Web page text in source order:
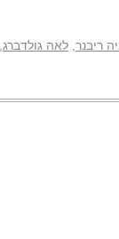
ריבנר לאה גולדברג